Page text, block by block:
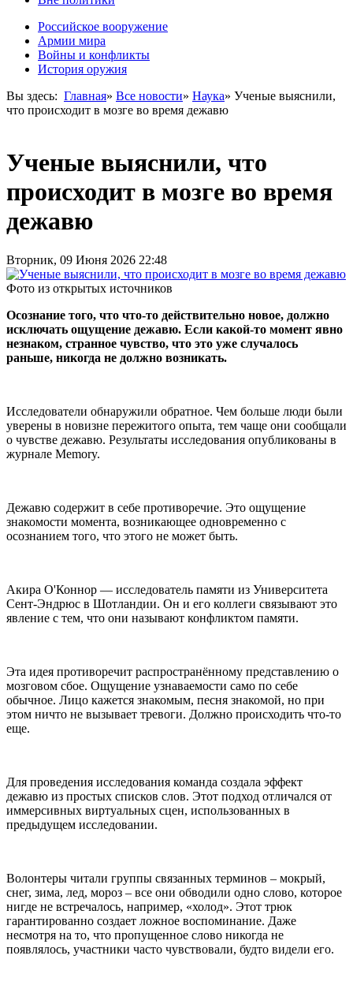
Российское вооружение
Армии мира
Войны и конфликты
История оружия
Вы здесь: Главная» Все новости» Наука» Ученые выяснили,
что происходит в мозге во время дежавю
Ученые выяснили, что
происходит в мозге во время
дежавю
Вторник, 09 Июня 2026 22:48
Фото из открытых источников
Осознание того, что что-то действительно новое, должно
исключать ощущение дежавю. Если какой-то момент явно
незнаком, странное чувство, что это уже случалось
раньше, никогда не должно возникать.
Исследователи обнаружили обратное. Чем больше люди были
уверены в новизне пережитого опыта, тем чаще они сообщали
о чувстве дежавю. Результаты исследования опубликованы в
журнале Memory.
Дежавю содержит в себе противоречие. Это ощущение
знакомости момента, возникающее одновременно с
осознанием того, что этого не может быть.
Акира О'Коннор — исследователь памяти из Университета
Сент-Эндрюс в Шотландии. Он и его коллеги связывают это
явление с тем, что они называют конфликтом памяти.
Эта идея противоречит распространённому представлению о
мозговом сбое. Ощущение узнаваемости само по себе
обычное. Лицо кажется знакомым, песня знакомой, но при
этом ничто не вызывает тревоги. Должно происходить что-то
еще.
Для проведения исследования команда создала эффект
дежавю из простых списков слов. Этот подход отличался от
иммерсивных виртуальных сцен, использованных в
предыдущем исследовании.
Волонтеры читали группы связанных терминов – мокрый,
снег, зима, лед, мороз – все они обводили одно слово, которое
нигде не встречалось, например, «холод». Этот трюк
гарантированно создает ложное воспоминание. Даже
несмотря на то, что пропущенное слово никогда не
появлялось, участники часто чувствовали, будто видели его.